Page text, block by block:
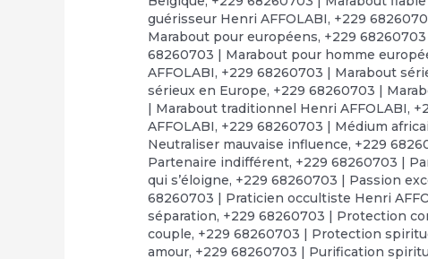
guérisseur Henri AFFOLABI, +229
Marabout pour européens, +229
68260703 | Marabout pour homme
AFFOLABI, +229 68260703 | Marabout
sérieux en Europe, +229 68260703 |
| Marabout traditionnel Henri AFFOLABI,
AFFOLABI, +229 68260703 | Médium
Neutraliser mauvaise influence, +229
Partenaire indifférent, +229 68260703 |
qui s’éloigne, +229 68260703 | Passion
68260703 | Praticien occultiste Henri
séparation, +229 68260703 | Protection
couple, +229 68260703 | Protection
amour, +229 68260703 | Purification